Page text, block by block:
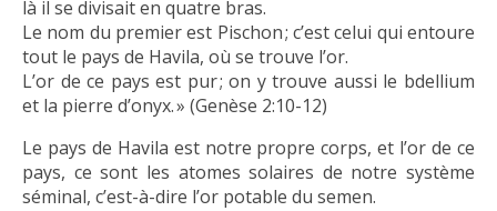
là il se divisait en quatre bras.
Le nom du premier est Pischon ; c’est celui qui entoure
tout le pays de Havila, où se trouve l’or.
L’or de ce pays est pur ; on y trouve aussi le bdellium
et la pierre d’onyx. » (Genèse 2:10-12)
Le pays de Havila est notre propre corps, et l’or de ce
pays, ce sont les atomes solaires de notre système
séminal, c’est-à-dire l’or potable du semen.